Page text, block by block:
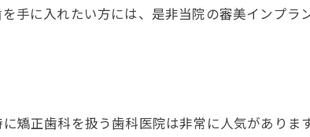
手に入れたい方には、是非当院の審美インプラ
矯正歯科を扱う歯科医院は非常に人気があり